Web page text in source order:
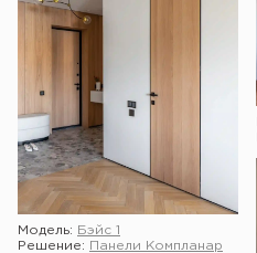
Модель:
Бэйс 1
Решение:
Панели Компланар